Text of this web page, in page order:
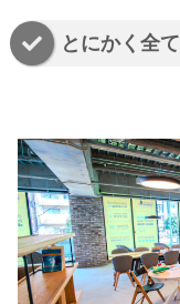
とにかく全